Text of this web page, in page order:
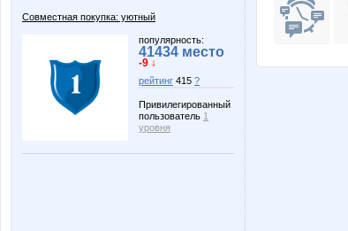
Совместная покупка: уютный
популярность:
41434 место
-9 ↓
рейтинг 415 ?
Привилегированный
пользователь 1
уровня